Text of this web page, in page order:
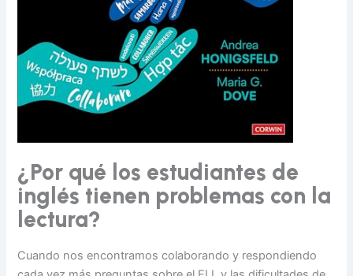
¿Por qué los estudiantes de
inglés tienen problemas con la
lectura?
Cuando nos encontramos colaborando y respondiendo